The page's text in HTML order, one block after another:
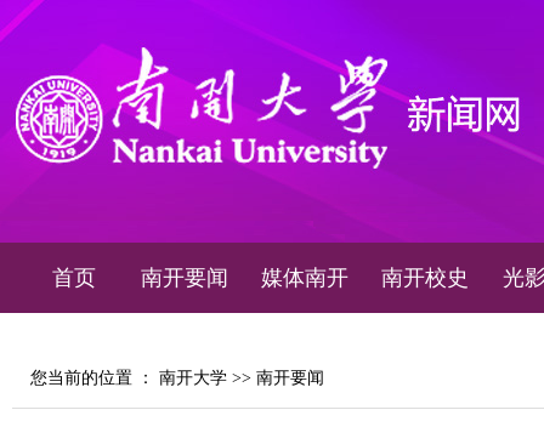
首页 南开要闻 媒体南开 南开校史 光
您当前的位置 ： 南开大学 >> 南开要闻